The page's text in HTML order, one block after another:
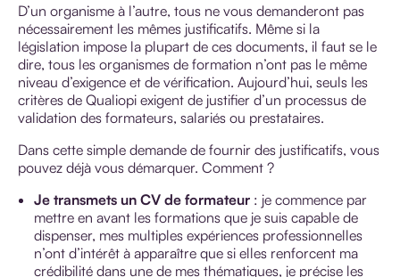
D’un organisme à l’autre, tous ne vous demanderont pas
nécessairement les mêmes justificatifs. Même si la
législation impose la plupart de ces documents, il faut se le
dire, tous les organismes de formation n’ont pas le même
niveau d’exigence et de vérification. Aujourd’hui, seuls les
critères de Qualiopi exigent de justifier d’un processus de
validation des formateurs, salariés ou prestataires.
Dans cette simple demande de fournir des justificatifs, vous
pouvez déjà vous démarquer. Comment ?
Je transmets un CV de formateur : je commence par
mettre en avant les formations que je suis capable de
dispenser, mes multiples expériences professionnelles
n’ont d’intérêt à apparaître que si elles renforcent ma
crédibilité dans une de mes thématiques, je précise les